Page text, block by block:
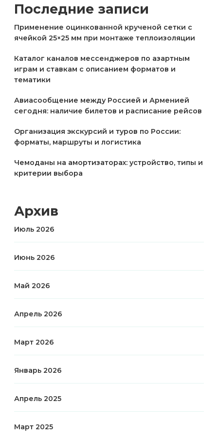
Последние записи
Применение оцинкованной крученой сетки с
ячейкой 25×25 мм при монтаже теплоизоляции
Каталог каналов мессенджеров по азартным
играм и ставкам с описанием форматов и
тематики
Авиасообщение между Россией и Арменией
сегодня: наличие билетов и расписание рейсов
Организация экскурсий и туров по России:
форматы, маршруты и логистика
Чемоданы на амортизаторах: устройство, типы и
критерии выбора
Архив
Июль 2026
Июнь 2026
Май 2026
Апрель 2026
Март 2026
Январь 2026
Апрель 2025
Март 2025